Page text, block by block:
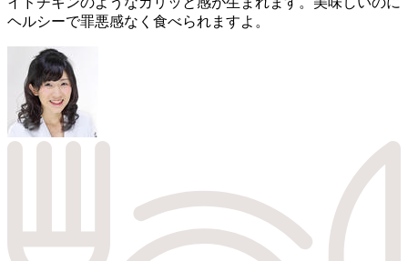
ヘルシーで罪悪感なく食べられますよ。